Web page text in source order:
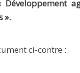
Développement
».
ci-contre :